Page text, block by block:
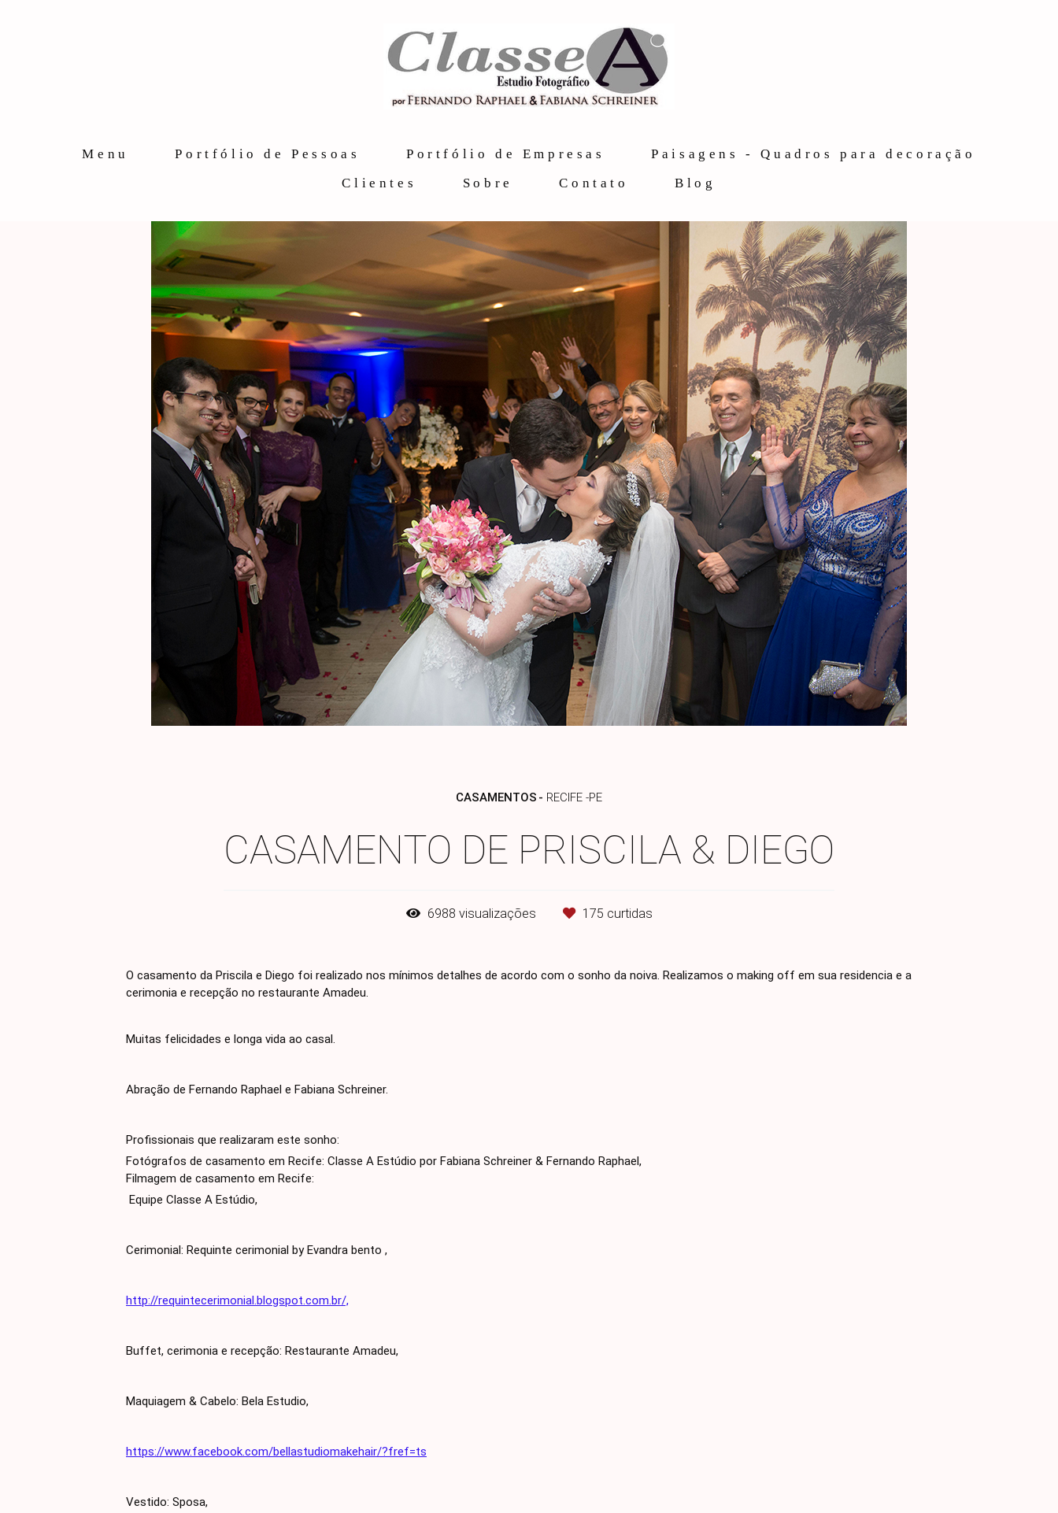
Menu Portfólio de Pessoas Portfólio de Empresas
Paisagens - Quadros para decoração
Clientes
Sobre Contato Blog
CASAMENTOS RECIFE -PE
CASAMENTO DE PRISCILA & DIEGO
6988 visualizações 175 curtidas
O casamento da Priscila e Diego foi realizado nos mínimos detalhes de acordo com o sonho da noiva. Realizamos o making off em sua residencia e a
cerimonia e recepção no restaurante Amadeu.
Muitas felicidades e longa vida ao casal.
Abração de Fernando Raphael e Fabiana Schreiner.
Profissionais que realizaram este sonho:
Fotógrafos de casamento em Recife: Classe A Estúdio por Fabiana Schreiner & Fernando Raphael,
Filmagem de casamento em Recife:
Equipe Classe A Estúdio,
Cerimonial: Requinte cerimonial by Evandra bento ,
http://requintecerimonial.blogspot.com.br/,
Buffet, cerimonia e recepção: Restaurante Amadeu,
Maquiagem & Cabelo: Bela Estudio,
https://www.facebook.com/bellastudiomakehair/?fref=ts
Vestido: Sposa,